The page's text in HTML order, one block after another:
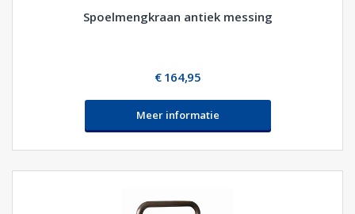
Spoelmengkraan antiek messing
€ 164,95
Meer informatie